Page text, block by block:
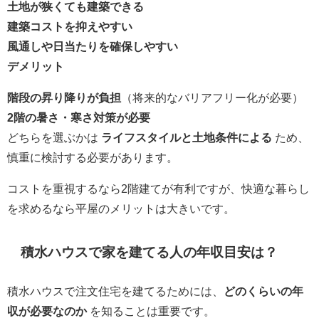
土地が狭くても建築できる
建築コストを抑えやすい
風通しや日当たりを確保しやすい
デメリット
階段の昇り降りが負担
（将来的なバリアフリー化が必要）
2階の暑さ・寒さ対策が必要
どちらを選ぶかは ライフスタイルと土地条件による ため、
慎重に検討する必要があります。
コストを重視するなら2階建てが有利ですが、快適な暮らし
を求めるなら平屋のメリットは大きいです。
積水ハウスで家を建てる人の年収目安は？
積水ハウスで注文住宅を建てるためには、
どのくらいの年
収が必要なのかを知ることは重要です。